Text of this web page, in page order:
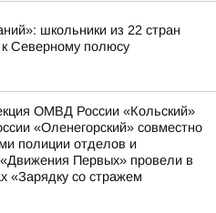
школьники из 22 стран
Северному полюсу
ОМВД России «Кольский»
«Оленегорский» совместно
полиции отделов и
Первых» провели в
«Зарядку со стражем